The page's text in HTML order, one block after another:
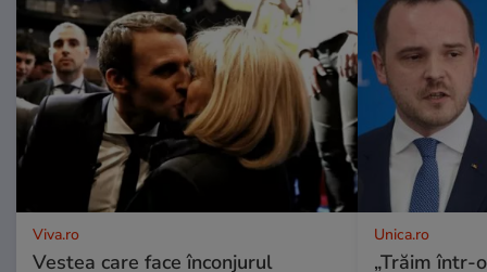
Viva.ro
Vestea care face înconjurul
Unica.ro
„Trăim într-